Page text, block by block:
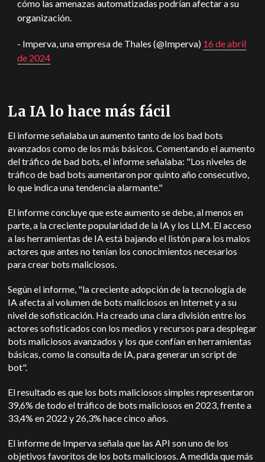
cómo las amenazas automatizadas podrían afectar a su
organización.
- Imperva, una empresa de Thales (@Imperva) 16 de abril
de 2024
La IA lo hace más fácil
El informe señalaba un aumento tanto de los bad bots
avanzados como de los más básicos. Comentando el aumento
del tráfico de bad bots, el informe señalaba: "Los niveles de
tráfico de bad bots aumentaron por quinto año consecutivo,
lo que indica una tendencia alarmante."
El informe concluye que este aumento se debe, al menos en
parte, a la creciente popularidad de la IA y los LLM. El acceso
a las herramientas de IA está bajando el listón para los malos
actores que antes no tenían los conocimientos necesarios
para crear bots maliciosos.
Según el informe, "la creciente adopción de la tecnología de
IA afecta al volumen de bots maliciosos en Internet y a su
nivel de sofisticación. Ha creado una clara división entre los
actores sofisticados con los medios y recursos para desplegar
bots maliciosos avanzados y los que confían en herramientas
básicas, como la consulta de IA, para generar un script de
bot".
El resultado es que los bots maliciosos simples representaron
39,6% de todo el tráfico de bots maliciosos en 2023, frente a
33,4% en 2022 y 26,3% hace cinco años.
El informe de Imperva señala que las API son uno de los
objetivos favoritos de los bots maliciosos. A medida que más